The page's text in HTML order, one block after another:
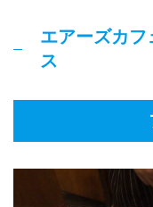
エアーズカ
ス